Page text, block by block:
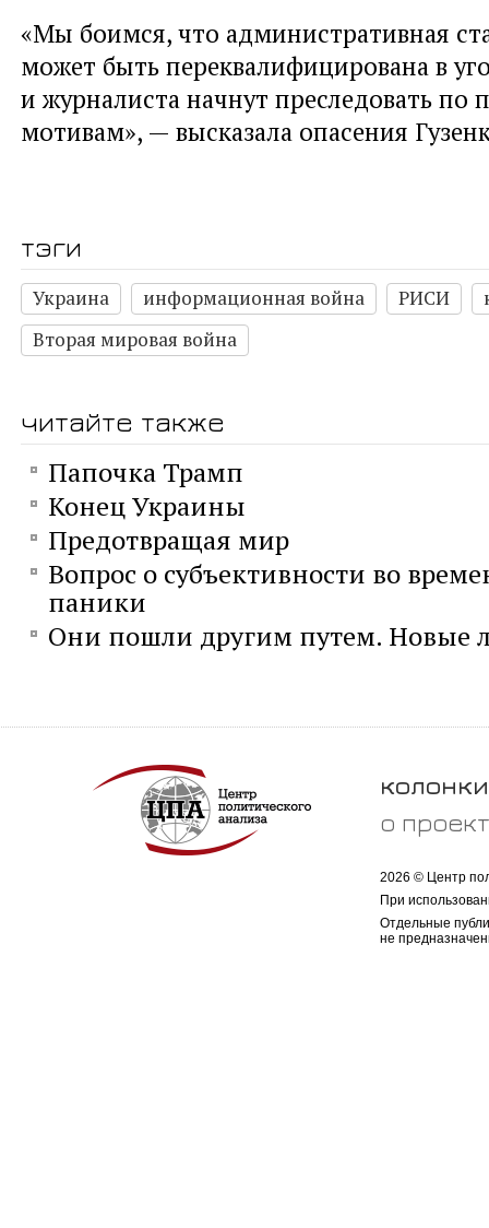
«Мы боимся, что административная
может быть переквалифицирована в
и журналиста начнут преследовать по
мотивам», — высказала опасения
тэги
Украина информационная война РИСИ
Вторая мировая война
читайте также
Папочка Трамп
Конец Украины
Предотвращая мир
Вопрос о субъективности во
паники
Они пошли другим путем. Новые
колонки
о
2026 © Центр
При
Отдельные
не